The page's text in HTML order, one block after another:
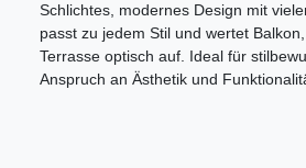
Schlichtes, modernes Design mit
passt zu jedem Stil und wertet
Terrasse optisch auf. Ideal für
Anspruch an Ästhetik und